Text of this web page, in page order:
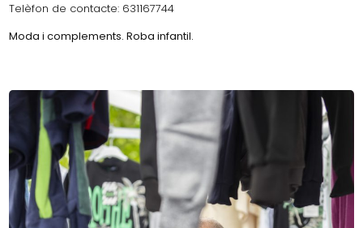
Telèfon de contacte: 631167744
Moda i complements. Roba infantil.